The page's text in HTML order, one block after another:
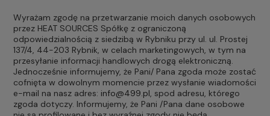
Wyrażam zgodę na przetwarzanie moich danych osobowych
przez HEAT SOURCES Spółkę z ograniczoną
odpowiedzialnością z siedzibą w Rybniku przy ul. ul. Prostej
137/4, 44-203 Rybnik, w celach marketingowych, w tym na
przesyłanie informacji handlowych drogą elektroniczną.
Jednocześnie informujemy, że Pani/ Pana zgoda może zostać
cofnięta w dowolnym momencie przez wysłanie wiadomości
e-mail na nasz adres: info@499.pl, spod adresu, którego
zgoda dotyczy. Informujemy, że Pani /Pana dane osobowe